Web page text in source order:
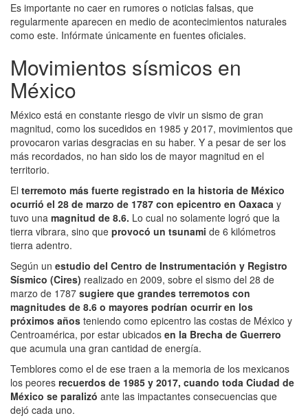
Es importante no caer en rumores o noticias falsas, que
regularmente aparecen en medio de acontecimientos naturales
como este. Infórmate únicamente en fuentes oficiales.
Movimientos sísmicos en
México
México está en constante riesgo de vivir un sismo de gran
magnitud, como los sucedidos en 1985 y 2017, movimientos que
provocaron varias desgracias en su haber. Y a pesar de ser los
más recordados, no han sido los de mayor magnitud en el
territorio.
El terremoto más fuerte registrado en la historia de México
ocurrió el 28 de marzo de 1787 con epicentro en Oaxaca y
tuvo una magnitud de 8.6. Lo cual no solamente logró que la
tierra vibrara, sino que provocó un tsunami de 6 kilómetros
tierra adentro.
Según un estudio del Centro de Instrumentación y Registro
Sísmico (Cires) realizado en 2009, sobre el sismo del 28 de
marzo de 1787 sugiere que grandes terremotos con
magnitudes de 8.6 o mayores podrían ocurrir en los
próximos años teniendo como epicentro las costas de México y
Centroamérica, por estar ubicados en la Brecha de Guerrero
que acumula una gran cantidad de energía.
Temblores como el de ese traen a la memoria de los mexicanos
los peores recuerdos de 1985 y 2017, cuando toda Ciudad de
México se paralizó ante las impactantes consecuencias que
dejó cada uno.